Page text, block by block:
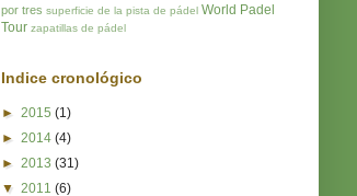
por tres superficie de la pista de pádel World Padel
Tour zapatillas de pádel
Indice cronológico
► 2015 (1)
► 2014 (4)
► 2013 (31)
▼ 2011 (6)